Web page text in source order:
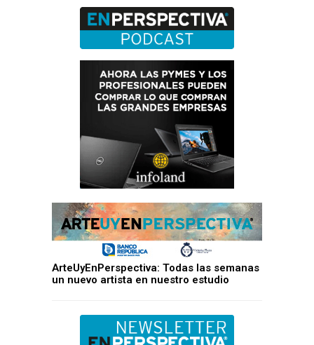
ArteUyEnPerspectiva: Todas las semanas
un nuevo artista en nuestro estudio